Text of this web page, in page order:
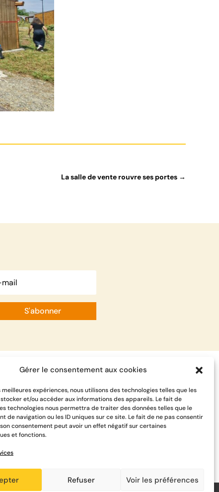
Gérer le consentement aux cookies
meilleures expériences, nous utilisons des technologies telles que les
et/ou accéder aux informations des appareils. Le fait de
technologies nous permettra de traiter des données telles que le
de navigation ou les ID uniques sur ce site. Le fait de ne pas consentir
consentement peut avoir un effet négatif sur certaines
et fonctions.
Refuser Voir les préférences
La salle de vente rouvre ses portes→
S'abonner